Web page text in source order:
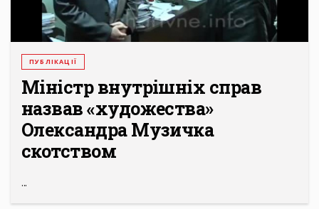
ПУБЛІКАЦІЇ
Міністр внутрішніх справ
назвав «художества»
Олександра Музичка
скотством
...